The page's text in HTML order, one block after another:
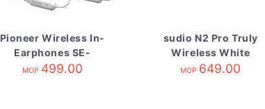
Pioneer Wireless In-
Earphones SE-
QL7BTG 金
MOP 499.00
sudio N2 Pro Truly
Wireless White
MOP 649.00